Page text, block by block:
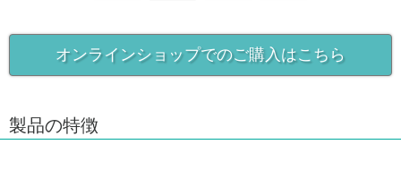
オンラインショップでのご購入はこちら
製品の特徴